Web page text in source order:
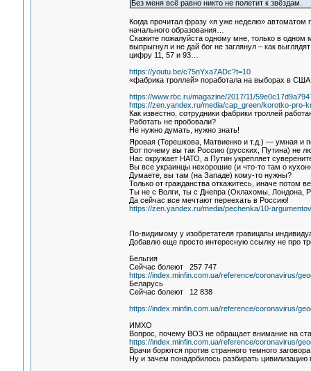
Без меня всё равно никто не полетит к звёздам.
Когда прочитал фразу «я уже неделю»
начального образования…
Скажите пожалуйста одному мне, только в одном
выпрыгнул и не дай бог не заглянул – как
цифру 11, 57 и 93…
https://youtu.be/c75nYxa7ADc?t=10
«фабрика троллей» поработала на выборах в США
https://www.rbc.ru/magazine/2017/11/
https://zen.yandex.ru/media/cap_green/korotko-pro-
Как известно, сотрудники фабрики троллей
Работать не пробовали?
Не нужно думать, нужно знать!
Яровая (Терешкова, Матвиенко и т.д.) — умная и
Вот почему вы так Россию (русских, Путина) не
Нас окружает НАТО, а Путин укрепляет
Вы все украинцы нехорошие (и что-то там о
Думаете, вы там (на Западе) кому-то нужны?
Только от гражданства откажитесь, иначе потом
Ты не с Волги, ты с Днепра (Оклахомы, Лондона,
Да сейчас все мечтают переехать в Россию!
https://zen.yandex.ru/media/pechenka/10-
По-видимому у изобретателя гравицапы
Добавлю еще просто интересную ссылку не про
Бельгия
Сейчас болеют 257 747
https://index.minfin.com.ua/reference/coronavirus/
Беларусь
Сейчас болеют 12 838
https://index.minfin.com.ua/reference/coronavirus/
ИМХО
Вопрос, почему ВОЗ не обращает внимание на
https://index.minfin.com.ua/reference/coronavirus/
Врачи борются против странного темного
Ну и зачем понадобилось разбирать